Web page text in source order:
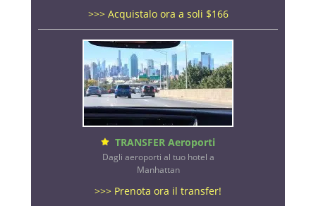
>>> Acquistalo ora a soli $166
TRANSFER Aeroporti
Dagli aeroporti al tuo hotel a
Manhattan
>>> Prenota ora il transfer!